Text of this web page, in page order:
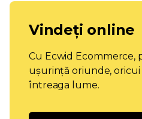
Vindeți online
Cu Ecwid Ecommerce,
ușurință oriunde,
întreaga lume.